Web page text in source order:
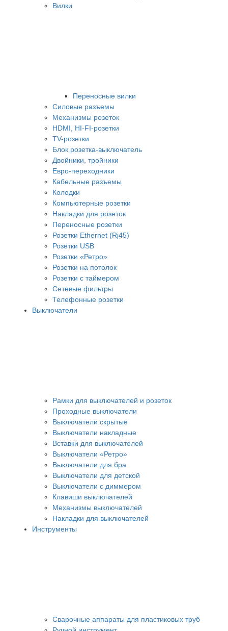
Вилки
Переносные вилки
Силовые разъемы
Механизмы розеток
HDMI, HI-FI-розетки
TV-розетки
Блок розетка-выключатель
Двойники, тройники
Евро-переходники
Кабельные разъемы
Колодки
Компьютерные розетки
Накладки для розеток
Переносные розетки
Розетки Ethernet (Rj45)
Розетки USB
Розетки «Ретро»
Розетки на потолок
Розетки с таймером
Сетевые фильтры
Телефонные розетки
Выключатели
Рамки для выключателей и розеток
Проходные выключатели
Выключатели скрытые
Выключатели накладные
Вставки для выключателей
Выключатели «Ретро»
Выключатели для бра
Выключатели для детской
Выключатели с диммером
Клавиши выключателей
Механизмы выключателей
Накладки для выключателей
Инструменты
Сварочные аппараты для пластиковых труб